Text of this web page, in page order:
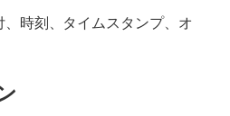
時刻、タイムスタンプ、オ